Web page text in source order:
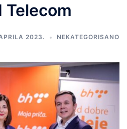
Telecom
2023. NEKATEGORISANO